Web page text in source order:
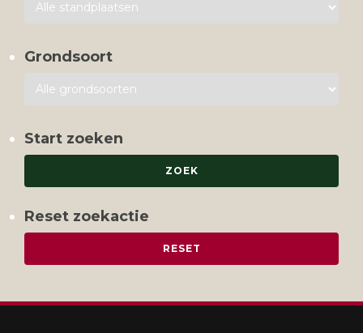
Grondsoort
Start zoeken
Reset zoekactie